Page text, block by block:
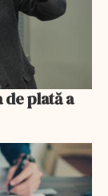
plată a